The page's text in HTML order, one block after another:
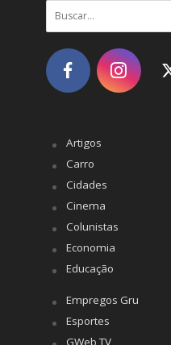
Artigos
Carro
Cidades
Cinema
Colunistas
Economia
Educação
Empregos Gru
Esportes
GWeb TV